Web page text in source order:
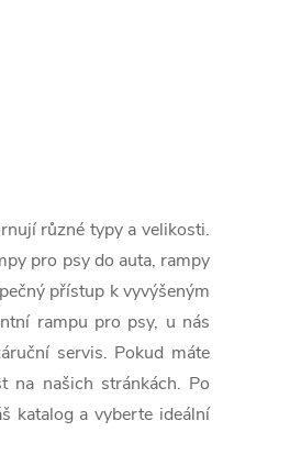
různé typy a velikosti.
pro psy do auta, rampy
přístup k vyvýšeným
rampu pro psy, u nás
servis. Pokud máte
na našich stránkách. Po
katalog a vyberte ideální